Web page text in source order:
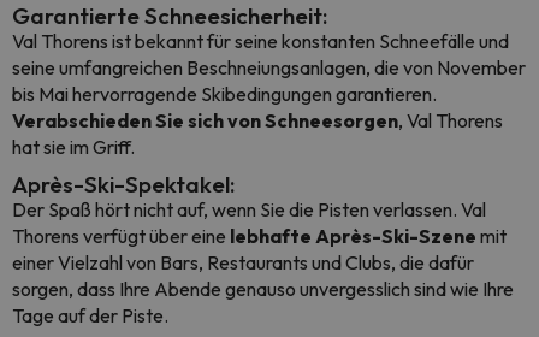
Garantierte Schneesicherheit:
Val Thorens ist bekannt für seine konstanten Schneefälle und
seine umfangreichen Beschneiungsanlagen, die von November
bis Mai hervorragende Skibedingungen garantieren.
Verabschieden Sie sich von Schneesorgen, Val Thorens
hat sie im Griff.
Après-Ski-Spektakel:
Der Spaß hört nicht auf, wenn Sie die Pisten verlassen. Val
Thorens verfügt über eine lebhafte Après-Ski-Szene mit
einer Vielzahl von Bars, Restaurants und Clubs, die dafür
sorgen, dass Ihre Abende genauso unvergesslich sind wie Ihre
Tage auf der Piste.